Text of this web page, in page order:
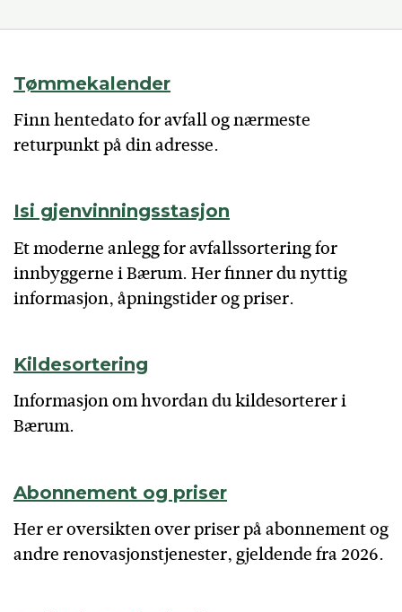
Tømmekalender
Finn hentedato for avfall og nærmeste
returpunkt på din adresse.
Isi gjenvinningsstasjon
Et moderne anlegg for avfallssortering for
innbyggerne i Bærum. Her finner du nyttig
informasjon, åpningstider og priser.
Kildesortering
Informasjon om hvordan du kildesorterer i
Bærum.
Abonnement og priser
Her er oversikten over priser på abonnement og
andre renovasjonstjenester, gjeldende fra 2026.